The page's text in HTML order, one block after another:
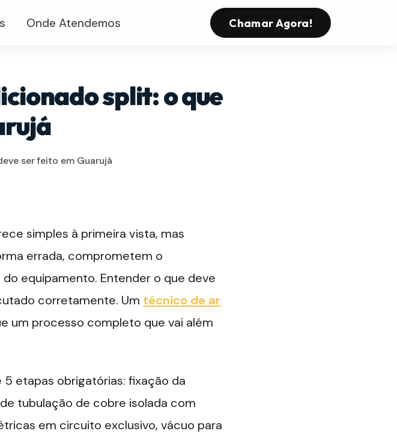
Onde Atendemos Chamar Agora!
split: o que
ser feito em Guarujá
simples à primeira vista, mas
errada, comprometem o
equipamento. Entender o que deve
corretamente. Um técnico de ar
um processo completo que vai além
etapas obrigatórias: fixação da
tubulação de cobre isolada com
em circuito exclusivo, vácuo para